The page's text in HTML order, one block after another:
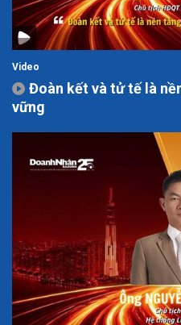
Video
Đoàn kết và tử tế là
vững